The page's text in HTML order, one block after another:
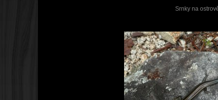
Srnky na